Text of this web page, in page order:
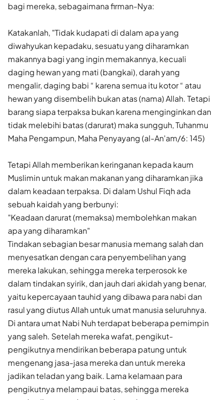
bagi mereka, sebagaimana firman-Nya:
Katakanlah, "Tidak kudapati di dalam apa yang
diwahyukan kepadaku, sesuatu yang diharamkan
makannya bagi yang ingin memakannya, kecuali
daging hewan yang mati (bangkai), darah yang
mengalir, daging babi “ karena semua itu kotor “ atau
hewan yang disembelih bukan atas (nama) Allah. Tetapi
barang siapa terpaksa bukan karena menginginkan dan
tidak melebihi batas (darurat) maka sungguh, Tuhanmu
Maha Pengampun, Maha Penyayang (al-An'am/6: 145)
Tetapi Allah memberikan keringanan kepada kaum
Muslimin untuk makan makanan yang diharamkan jika
dalam keadaan terpaksa. Di dalam Ushul Fiqh ada
sebuah kaidah yang berbunyi:
"Keadaan darurat (memaksa) membolehkan makan
apa yang diharamkan"
Tindakan sebagian besar manusia memang salah dan
menyesatkan dengan cara penyembelihan yang
mereka lakukan, sehingga mereka terperosok ke
dalam tindakan syirik, dan jauh dari akidah yang benar,
yaitu kepercayaan tauhid yang dibawa para nabi dan
rasul yang diutus Allah untuk umat manusia seluruhnya.
Di antara umat Nabi Nuh terdapat beberapa pemimpin
yang saleh. Setelah mereka wafat, pengikut-
pengikutnya mendirikan beberapa patung untuk
mengenang jasa-jasa mereka dan untuk mereka
jadikan teladan yang baik. Lama kelamaan para
pengikutnya melampaui batas, sehingga mereka